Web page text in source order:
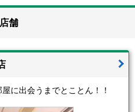
舗
に出会うまでとことん！！